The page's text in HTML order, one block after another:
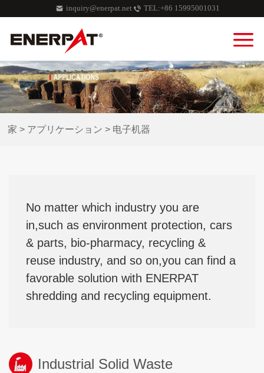
inquiry@enerpat.net TEL:+86 15995001031
家 > アプリケーション > 电子机器
No matter which industry you are
in,such as environment protection, cars
& parts, bio-pharmacy, recycling &
reuse industry, and so on,you can find a
favorable solution with ENERPAT
shredding and recycling equipment.
Industrial Solid Waste